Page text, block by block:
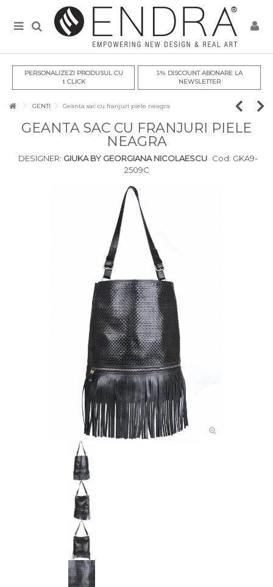
PERSONALIZEZI PRODUSUL CU
1CLICK
5% DISCOUNT ABONARE LA
NEWSLETTER
GENTI Geanta sac cu franjuri piele neagra
GEANTA SAC CU FRANJURI PIELE
NEAGRA
DESIGNER: GIUKA BY GEORGIANA NICOLAESCU Cod: GKA9-
2509C